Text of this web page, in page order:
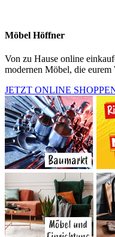
Möbel Höffner
Von zu Hause online
modernen Möbel, die eurem
JETZT ONLINE